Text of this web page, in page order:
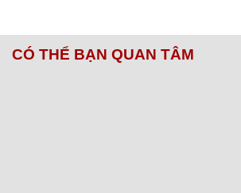
CÓ THỂ BẠN QUAN TÂM